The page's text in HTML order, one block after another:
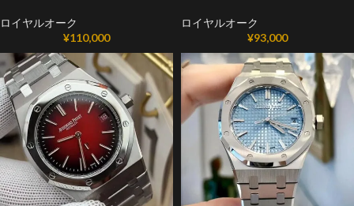
ロイヤルオーク
¥110,000
ロイヤルオーク
¥93,000